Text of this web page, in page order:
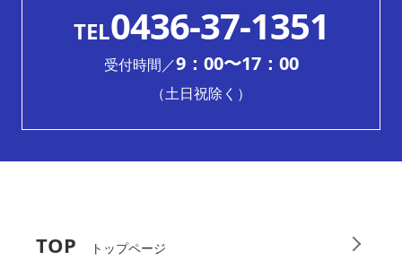
TEL0436-37-1351
受付時間／9：00〜17：00
（土日祝除く）
TOP トップページ